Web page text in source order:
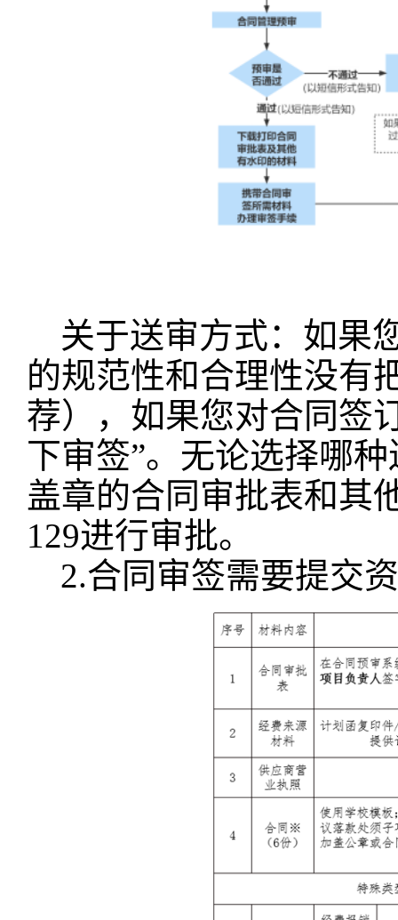
关于送审方式：如果
的规范性和合理性没有
荐），如果您对合同签
下审签”。无论选择哪
盖章的合同审批表和其
129进行审批。
2.合同审签需要提交